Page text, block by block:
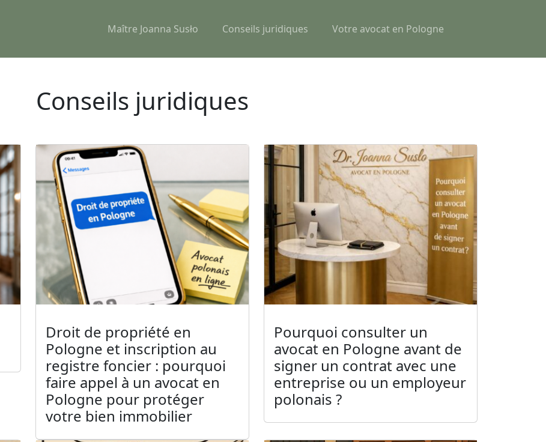
Maître Joanna Susło Conseils juridiques Votre avocat en Pologne
Conseils juridiques
Droit de propriété en
Pologne et inscription au
registre foncier : pourquoi
faire appel à un avocat en
Pologne pour protéger
votre bien immobilier
Pourquoi consulter un
avocat en Pologne avant de
signer un contrat avec une
entreprise ou un employeur
polonais ?